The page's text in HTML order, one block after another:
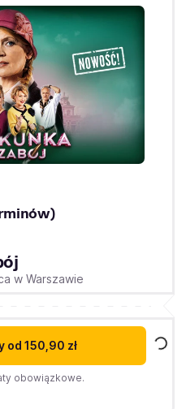
w Warszawie
od 150,90 zł
obowiązkowe.